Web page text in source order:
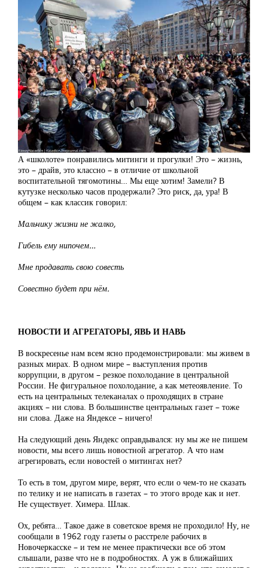
А «школоте» понравились митинги и прогулки! Это – жизнь,
это – драйв, это классно – в отличие от школьной
воспитательной тягомотины… Мы еще хотим! Замели? В
кутузке несколько часов продержали? Это риск, да, ура! В
общем – как классик говорил:
Мальчику жизни не жалко,
Гибель ему нипочем…
Мне продавать свою совесть
Совестно будет при нём.
НОВОСТИ И АГРЕГАТОРЫ, ЯВЬ И НАВЬ
В воскресенье нам всем ясно продемонстрировали: мы живем в
разных мирах. В одном мире – выступления против
коррупции, в другом – резкое похолодание в центральной
России. Не фигуральное похолодание, а как метеоявление. То
есть на центральных телеканалах о проходящих в стране
акциях – ни слова. В большинстве центральных газет – тоже
ни слова. Даже на Яндексе – ничего!
На следующий день Яндекс оправдывался: ну мы же не пишем
новости, мы всего лишь новостной агрегатор. А что нам
агрегировать, если новостей о митингах нет?
То есть в том, другом мире, верят, что если о чем-то не сказать
по телику и не написать в газетах – то этого вроде как и нет.
Не существует. Химера. Шлак.
Ох, ребята… Такое даже в советское время не проходило! Ну, не
сообщали в 1962 году газеты о расстреле рабочих в
Новочеркасске – и тем не менее практически все об этом
слышали, разве что не в подробностях. А уж в ближайших